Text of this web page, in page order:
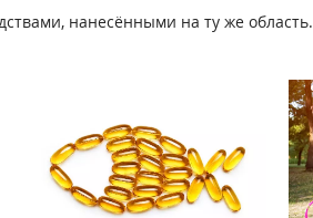
нанесёнными на ту же область.